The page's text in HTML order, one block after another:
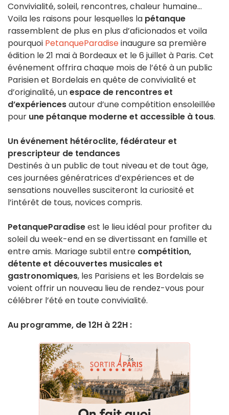
Convivialité, soleil, rencontres, chaleur humaine…
Voila les raisons pour lesquelles la pétanque
rassemblent de plus en plus d’aficionados et voila
pourquoi PetanqueParadiseinaugure sa première
édition le 21 mai à Bordeaux et le 6 juillet à Paris. Cet
événement offrira chaque mois de l’été à un public
Parisien et Bordelais en quête de convivialité et
d’originalité, unespace de rencontres et
d’expériencesautour d’une compétition ensoleillée
pour une pétanque moderne et accessible à tous.
Un événement hétéroclite, fédérateur et
prescripteur de tendances
Destinés à un public de tout niveau et de tout âge,
ces journées génératrices d’expériences et de
sensations nouvelles susciteront la curiosité et
l’intérêt de tous, novices compris.
PetanqueParadiseest le lieu idéal pour profiter du
soleil du week-end en se divertissant en famille et
entre amis. Mariage subtil entre compétition,
détente et découvertes musicales et
gastronomiques, les Parisiens et les Bordelais se
voient offrir un nouveau lieu de rendez-vous pour
célébrer l’été en toute convivialité.
Au programme, de 12H à 22H :